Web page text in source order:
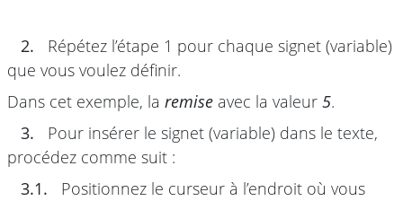
2.
Répétez l’étape 1 pour chaque signet (variable)
que vous voulez définir.
Dans cet exemple, la remise avec la valeur 5.
3.
Pour insérer le signet (variable) dans le texte,
procédez comme suit :
3.1.
Positionnez le curseur à l’endroit où vous